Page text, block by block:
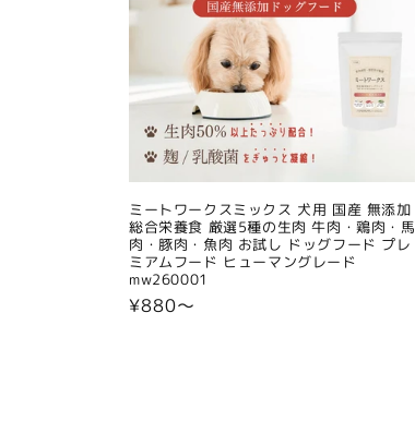
ミートワークスミックス 犬用 国産 無添加
総合栄養食 厳選5種の生肉 牛肉・鶏肉・馬
肉・豚肉・魚肉 お試し ドッグフード プレ
ミアムフード ヒューマングレード
mw260001
通
¥880〜